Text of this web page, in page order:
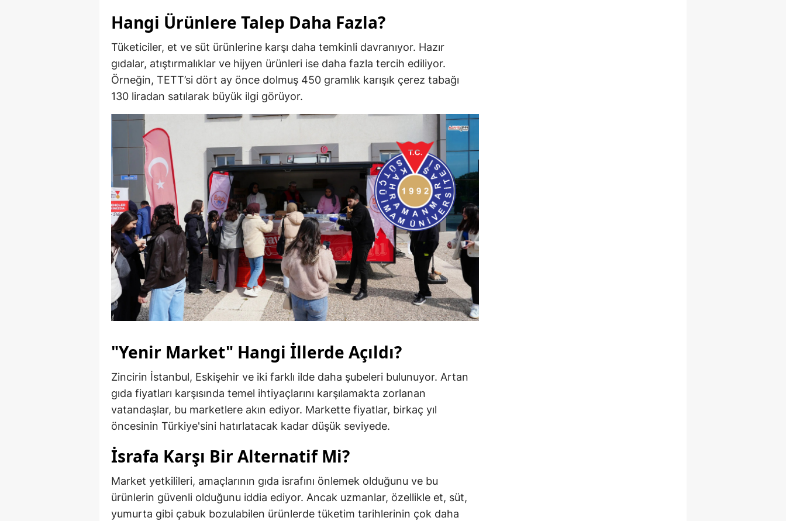
Hangi Ürünlere Talep Daha Fazla?
Tüketiciler, et ve süt ürünlerine karşı daha temkinli davranıyor. Hazır
gıdalar, atıştırmalıklar ve hijyen ürünleri ise daha fazla tercih ediliyor.
Örneğin, TETT’si dört ay önce dolmuş 450 gramlık karışık çerez tabağı
130 liradan satılarak büyük ilgi görüyor.
"Yenir Market" Hangi İllerde Açıldı?
Zincirin İstanbul, Eskişehir ve iki farklı ilde daha şubeleri bulunuyor. Artan
gıda fiyatları karşısında temel ihtiyaçlarını karşılamakta zorlanan
vatandaşlar, bu marketlere akın ediyor. Markette fiyatlar, birkaç yıl
öncesinin Türkiye'sini hatırlatacak kadar düşük seviyede.
İsrafa Karşı Bir Alternatif Mi?
Market yetkilileri, amaçlarının gıda israfını önlemek olduğunu ve bu
ürünlerin güvenli olduğunu iddia ediyor. Ancak uzmanlar, özellikle et, süt,
yumurta gibi çabuk bozulabilen ürünlerde tüketim tarihlerinin çok daha